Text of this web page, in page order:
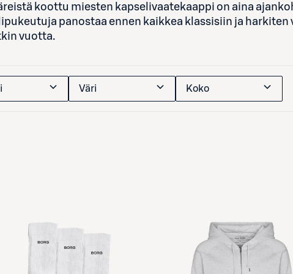
koottu miesten kapselivaatekaappi on aina
panostaa ennen kaikkea klassisiin ja
vuotta.
Väri Koko